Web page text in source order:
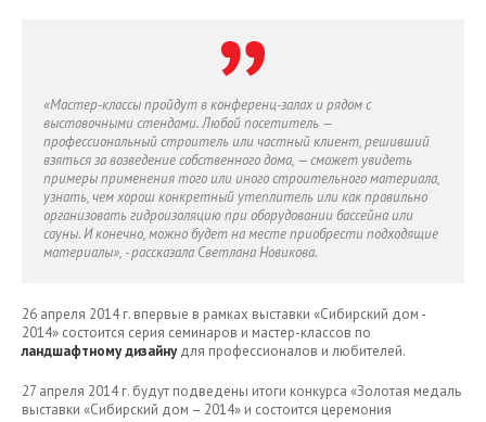
«Мастер-классы пройдут в конференц-залах и рядом с
выставочными стендами. Любой посетитель —
профессиональный строитель или частный клиент, решивший
взяться за возведение собственного дома, — сможет увидеть
примеры применения того или иного строительного материала,
узнать, чем хорош конкретный утеплитель или как правильно
организовать гидроизоляцию при оборудовании бассейна или
сауны. И конечно, можно будет на месте приобрести подходящие
материалы», - рассказала Светлана Новикова.
26 апреля 2014 г. впервые в рамках выставки «Сибирский дом -
2014» состоится серия семинаров и мастер-классов по
ландшафтному дизайнудля профессионалов и любителей.
27 апреля 2014 г. будут подведены итоги конкурса «Золотая медаль
выставки «Сибирский дом – 2014» и состоится церемония